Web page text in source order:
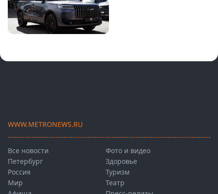
WWW.METRONEWS.RU
Все новости
Петербург
Россия
Мир
Фото и видео
Здоровье
Туризм
Театр